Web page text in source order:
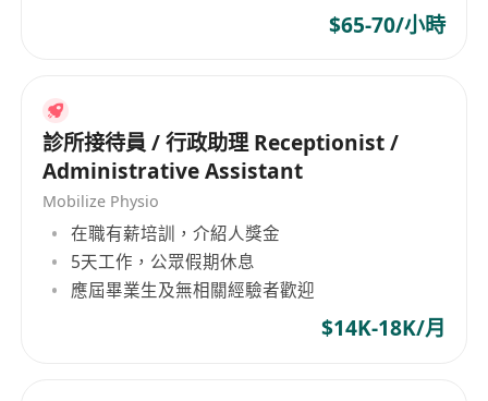
$65-70/小時
診所接待員 / 行政助理 Receptionist /
Administrative Assistant
Mobilize Physio
在職有薪培訓，介紹人獎金
5天工作，公眾假期休息
應屆畢業生及無相關經驗者歡迎
$14K-18K/月